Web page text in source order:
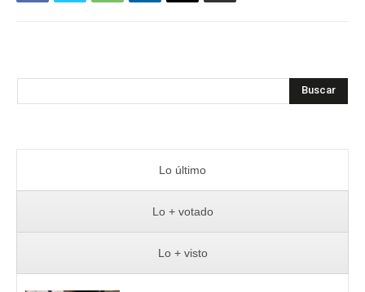
Buscar
Lo último
Lo + votado
Lo + visto